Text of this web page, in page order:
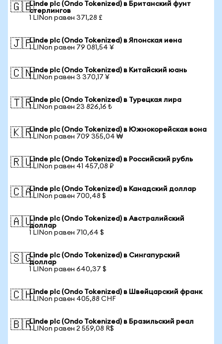
🇬🇧Linde plc (Ondo Tokenized) в Британский фунт
стерлингов
1 LINon равен 371,28 £
🇯🇵Linde plc (Ondo Tokenized) в Японская иена
1 LINon равен 79 081,54 ¥
🇨🇳Linde plc (Ondo Tokenized) в Китайский юань
1 LINon равен 3 370,17 ¥
🇹🇷Linde plc (Ondo Tokenized) в Турецкая лира
1 LINon равен 23 826,16 ₺
🇰🇷Linde plc (Ondo Tokenized) в Южнокорейская вона
1 LINon равен 709 355,04 ₩
🇷🇺Linde plc (Ondo Tokenized) в Российский рубль
1 LINon равен 41 457,08 ₽
🇨🇦Linde plc (Ondo Tokenized) в Канадский доллар
1 LINon равен 700,48 $
🇦🇺Linde plc (Ondo Tokenized) в Австралийский
доллар
1 LINon равен 710,64 $
🇸🇬Linde plc (Ondo Tokenized) в Сингапурский
доллар
1 LINon равен 640,37 $
🇨🇭Linde plc (Ondo Tokenized) в Швейцарский франк
1 LINon равен 405,88 CHF
🇧🇷Linde plc (Ondo Tokenized) в Бразильский реал
1 LINon равен 2 559,08 R$